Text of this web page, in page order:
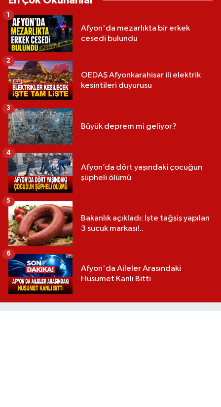
Afyon'da mezarlıkta bir erkek
cesedi bulundu
1
OEDAŞ Afyonkarahisar ili elektrik
kesintileri duyurusu
2
Büyük deprem mi geliyor?
3
Afyon’da dört yaşındaki çocuğun
şüpheli ölümü
4
Bakanlık açıkladı: İşte tağşiş yapılan
3 sucuk markası!..
5
Afyon'da Aileler Arasındaki
Husumet Kanlı Bitti
6